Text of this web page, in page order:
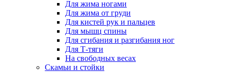
Для жима ногами
Для жима от груди
Для кистей рук и пальцев
Для мышц спины
Для сгибания и разгибания ног
Для Т-тяги
На свободных весах
Скамьи и стойки